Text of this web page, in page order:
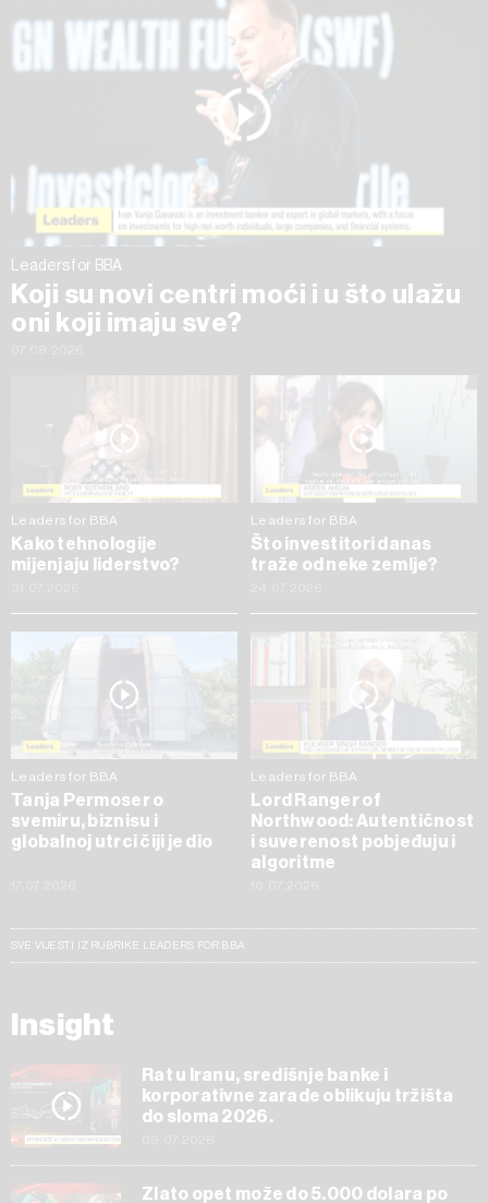
na „Prikaži detalje“. Privolu možete u bilo kojem trenutku
povući bez negativnih posljedica.
Leaders for BBA
Koji su novi centri moći i u što ulažu
oni koji imaju sve?
Leaders for BBA
Kako tehnologije
mijenjaju liderstvo?
Leaders for BBA
Što investitori danas
traže od neke zemlje?
Leaders for BBA
Tanja Permoser o
svemiru, biznisu i
globalnoj utrci čiji je dio
Leaders for BBA
Lord Ranger of
Northwood: Autentičnost
i suverenost pobjeđuju i
algoritme
SVE VIJESTI IZ RUBRIKE LEADERS FOR BBA
Insight
Rat u Iranu, središnje banke i
korporativne zarade oblikuju tržišta
do sloma 2026.
Zlato opet može do 5.000 dolara po